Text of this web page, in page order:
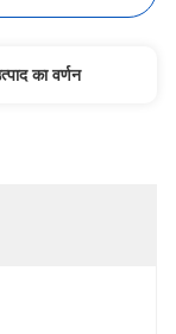
का वर्णन